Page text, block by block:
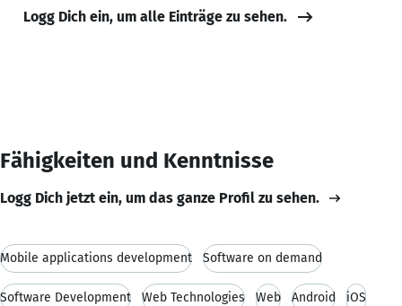
Logg Dich ein, um alle Einträge zu sehen.
Fähigkeiten und Kenntnisse
Logg Dich jetzt ein, um das ganze Profil zu sehen.
Mobile applications development Software on demand
Software Development Web Technologies Web Android iOS